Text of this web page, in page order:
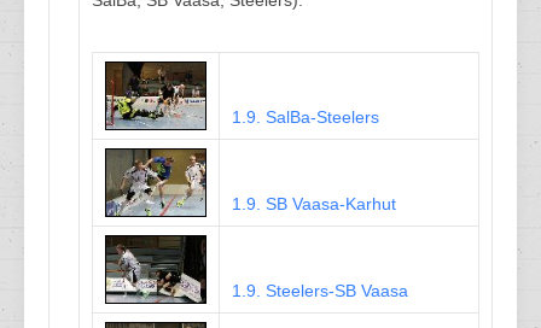
1.9. SalBa-Steelers
1.9. SB Vaasa-Karhut
1.9. Steelers-SB Vaasa